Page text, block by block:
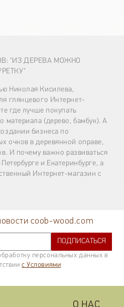
"ИЗ ДЕРЕВА МОЖНО
Николая Кисилева,
глянцевого Интернет-
где лучше покупать
материала (дерево, бамбук). А
бизнеса по
очков в деревянной оправе,
И почему важно развиваться
и Екатеринбурге, а
Интернет-магазин с
coob-wood.com
ПОДПИСАТЬСЯ
персональных данных в
с Условиями